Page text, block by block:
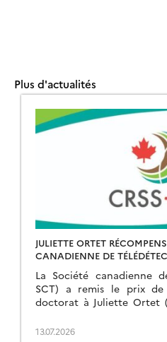
Plus d'actualités
JULIETTE ORTET
CANADIENNE DE
La Société canadienne
SCT) a remis le prix
doctorat à Juliette Ortet
Toronto pour sa thèse
13.07.2026